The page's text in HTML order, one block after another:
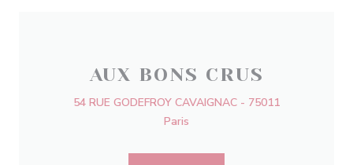
AUX BONS CRUS
54 RUE GODEFROY CAVAIGNAC - 75011
Paris